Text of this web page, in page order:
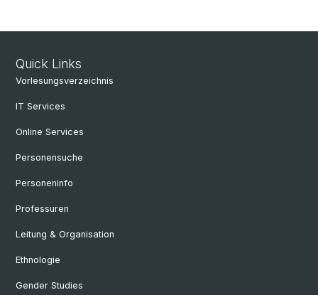
Quick Links
Vorlesungsverzeichnis
IT Services
Online Services
Personensuche
Personeninfo
Professuren
Leitung & Organisation
Ethnologie
Gender Studies